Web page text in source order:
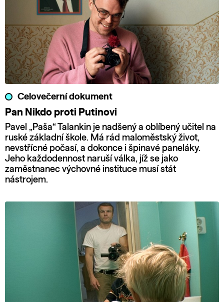
Celovečerní dokument
Pan Nikdo proti Putinovi
Pavel „Paša“ Talankin je nadšený a oblíbený učitel na
ruské základní škole. Má rád maloměstský život,
nevstřícné počasí, a dokonce i špinavé paneláky.
Jeho každodennost naruší válka, jíž se jako
zaměstnanec výchovné instituce musí stát
nástrojem.